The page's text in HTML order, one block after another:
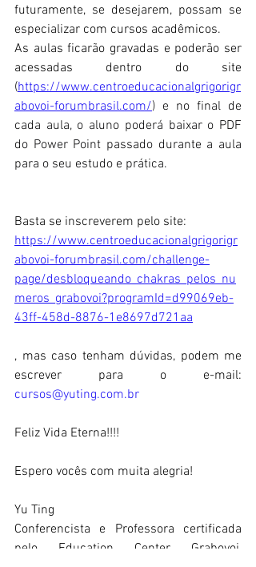
futuramente, se desejarem, possam se
especializar com cursos acadêmicos.
As aulas ficarão gravadas e poderão ser
acessadas dentro do site
(https://www.centroeducacionalgrigorigr
abovoi-forumbrasil.com/) e no final de
cada aula, o aluno poderá baixar o PDF
do Power Point passado durante a aula
para o seu estudo e prática.
Basta se inscreverem pelo site:
https://www.centroeducacionalgrigorigr
abovoi-forumbrasil.com/challenge-
page/desbloqueando_chakras_pelos_nu
meros_grabovoi?programId=d99069eb-
43ff-458d-8876-1e8697d721aa
, mas caso tenham dúvidas, podem me
cursos@yuting.com.br
Feliz Vida Eterna!!!!
Espero vocês com muita alegria!
Yu Ting
Conferencista e Professora certificada
pelo Education Center Grabovoi,